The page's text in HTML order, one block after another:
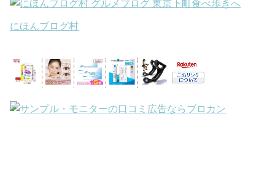
にほんブログ村